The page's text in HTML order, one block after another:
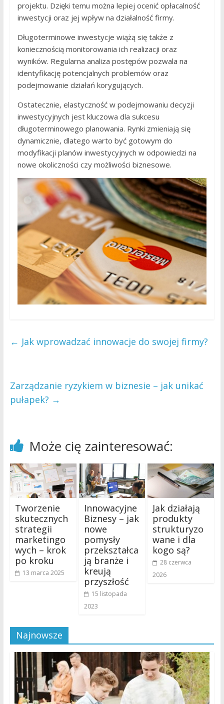
projektu. Dzięki temu można lepiej ocenić opłacalność
inwestycji oraz jej wpływ na działalność firmy.
Długoterminowe inwestycje wiążą się także z
koniecznością monitorowania ich realizacji oraz
wyników. Regularna analiza postępów pozwala na
identyfikację potencjalnych problemów oraz
podejmowanie działań korygujących.
Ostatecznie, elastyczność w podejmowaniu decyzji
inwestycyjnych jest kluczowa dla sukcesu
długoterminowego planowania. Rynki zmieniają się
dynamicznie, dlatego warto być gotowym do
modyfikacji planów inwestycyjnych w odpowiedzi na
nowe okoliczności czy możliwości biznesowe.
← Jak wprowadzać innowacje do swojej firmy?
Zarządzanie ryzykiem w biznesie – jak unikać
pułapek? →
Może cię zainteresować:
Tworzenie
skutecznych
strategii
marketingo
wych – krok
po kroku
13 marca 2025
Innowacyjne
Biznesy – jak
nowe
pomysły
przekształca
ją branże i
kreują
przyszłość
15 listopada
2023
Jak działają
produkty
strukturyzo
wane i dla
kogo są?
28 czerwca
2026
Najnowsze